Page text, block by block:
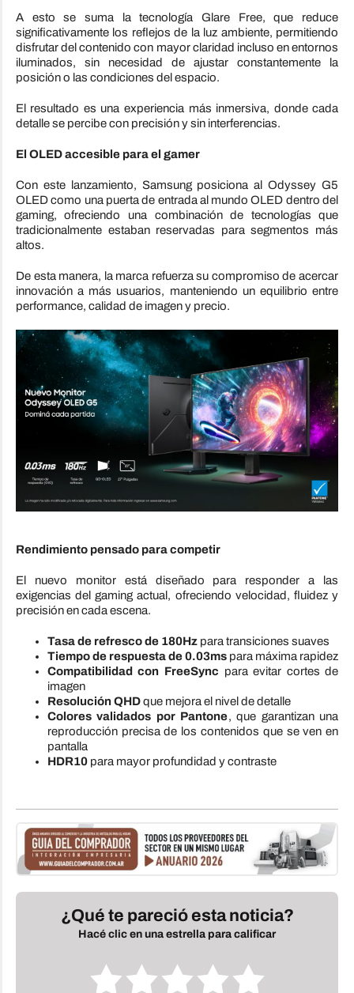
A esto se suma la tecnología Glare Free, que reduce
significativamente los reflejos de la luz ambiente, permitiendo
disfrutar del contenido con mayor claridad incluso en entornos
iluminados, sin necesidad de ajustar constantemente la
posición o las condiciones del espacio.
El resultado es una experiencia más inmersiva, donde cada
detalle se percibe con precisión y sin interferencias.
El OLED accesible para el gamer
Con este lanzamiento, Samsung posiciona al Odyssey G5
OLED como una puerta de entrada al mundo OLED dentro del
gaming, ofreciendo una combinación de tecnologías que
tradicionalmente estaban reservadas para segmentos más
altos.
De esta manera, la marca refuerza su compromiso de acercar
innovación a más usuarios, manteniendo un equilibrio entre
performance, calidad de imagen y precio.
Rendimiento pensado para competir
El nuevo monitor está diseñado para responder a las
exigencias del gaming actual, ofreciendo velocidad, fluidez y
precisión en cada escena.
Tasa de refresco de 180Hzpara transiciones suaves
Tiempo de respuesta de 0.03mspara máxima rapidez
Compatibilidad con FreeSync para evitar cortes de
imagen
Resolución QHDque mejora el nivel de detalle
Colores validados por Pantone, que garantizan una
reproducción precisa de los contenidos que se ven en
pantalla
HDR10para mayor profundidad y contraste
¿Qué te pareció esta noticia?
Hacé clic en una estrella para calificar